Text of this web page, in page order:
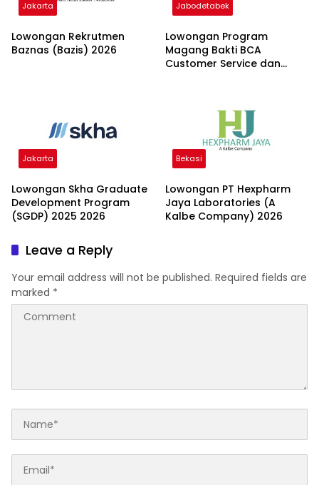
Jakarta
Lowongan Rekrutmen
Baznas (Bazis) 2026
Jabodetabek
Lowongan Program
Magang Bakti BCA
Customer Service dan
Jakarta
Lowongan Skha Graduate
Development Program
(SGDP) 2025 2026
Bekasi
Lowongan PT Hexpharm
Jaya Laboratories (A
Kalbe Company) 2026
Leave a Reply
Your email address will not be published. Required fields are
marked *